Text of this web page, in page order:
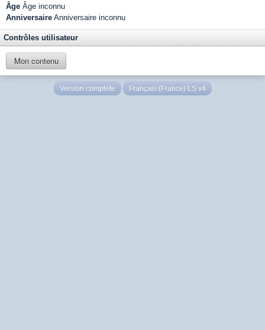
Âge Âge inconnu
Anniversaire Anniversaire inconnu
Contrôles utilisateur
Mon contenu
Version complète Français (France) LS v4